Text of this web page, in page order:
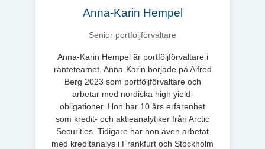
Anna-Karin Hempel
Senior portföljförvaltare
Anna-Karin Hempel är portföljförvaltare i
ränteteamet. Anna-Karin började på Alfred
Berg 2023 som portföljförvaltare och
arbetar med nordiska high yield-
obligationer. Hon har 10 års erfarenhet
som kredit- och aktieanalytiker från Arctic
Securities. Tidigare har hon även arbetat
med kreditanalys i Frankfurt och Stockholm